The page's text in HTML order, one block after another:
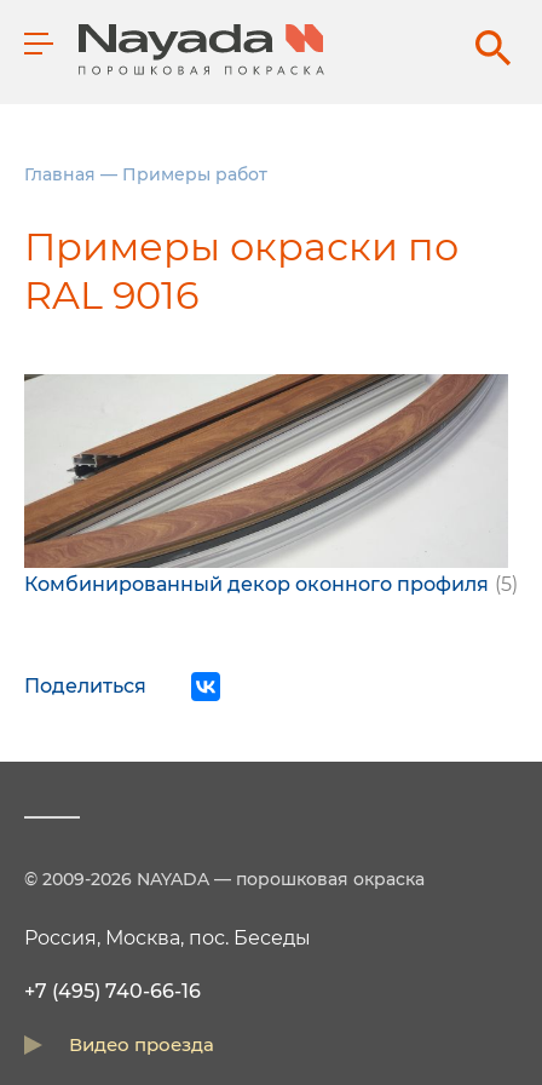
Главная — Примеры работ
Примеры окраски по
RAL 9016
Комбинированный декор оконного профиля (5)
Поделиться
© 2009-2026 NAYADA — порошковая окраска
Россия, Москва, пос. Беседы
+7 (495) 740-66-16
Видео проезда